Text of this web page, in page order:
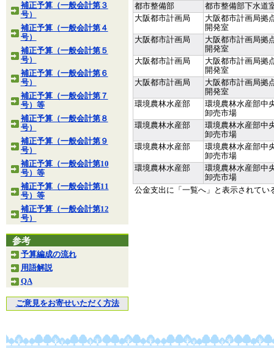
補正予算（一般会計第３
号）
補正予算（一般会計第４
号）
補正予算（一般会計第５
号）
補正予算（一般会計第６
号）
補正予算（一般会計第７
号）等
補正予算（一般会計第８
号）
補正予算（一般会計第９
号）
補正予算（一般会計第10
号）等
補正予算（一般会計第11
号）等
補正予算（一般会計第12
号）
参考
予算編成の流れ
用語解説
QA
ご意見をお寄せいただく方法
都市整備部
都市整備部下水道
大阪都市計画局
大阪都市計画局拠
開発室
大阪都市計画局
大阪都市計画局拠
開発室
大阪都市計画局
大阪都市計画局拠
開発室
大阪都市計画局
大阪都市計画局拠
開発室
環境農林水産部
環境農林水産部中
卸売市場
環境農林水産部
環境農林水産部中
卸売市場
環境農林水産部
環境農林水産部中
卸売市場
環境農林水産部
環境農林水産部中
卸売市場
公金支出に「一覧へ」と表示されて